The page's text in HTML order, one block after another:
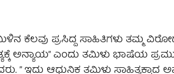
ಕೆಲವು ಪ್ರಸಿದ್ದ ಸಾಹಿತಿಗಳು ತಮ್ಮ
ಅನ್ಯಾಯ” ಎಂದು ತಮಿಳು ಭಾಷೆಯ